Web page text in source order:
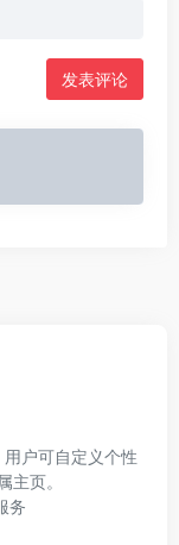
发表评论
户可自定义个性
主页。
务